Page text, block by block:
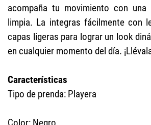
acompaña tu movimiento con
limpia. La integras fácilmente con
capas ligeras para lograr un look
en cualquier momento del día.
Características
Tipo de prenda: Playera
Color: Negro